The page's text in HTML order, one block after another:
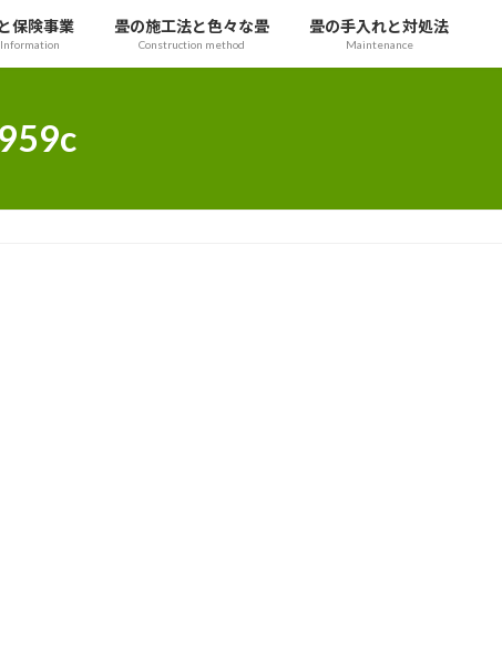
保険事業 畳の施工法と色々な畳
Construction method
畳の手入れと対処法
Maintenance